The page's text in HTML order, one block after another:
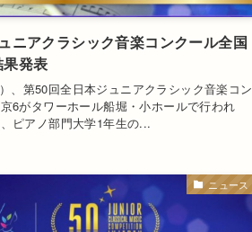
ニアクラシック音楽コンクール全国
発表
、第50回全日本ジュニアクラシック音楽コン
6がタワーホール船堀・小ホールで行われ
ピアノ部門大学1年生の...
ニュース